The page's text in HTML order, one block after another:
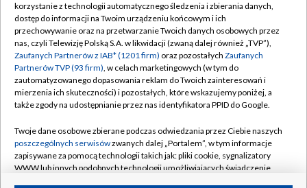
TVP
Abonament TVP
Emisja w TVP
Centrum informacji TVP
Naziemna Telewizja Cyfrowa
Rada Programowa
System NOS
Informacje o nadawcy
Regulamin TVP
Polityka prywatności
Moje zgody
Pomoc
Kontakt
korzystanie z technologii automatycznego śledzenia i zbierania danych,
dostęp do informacji na Twoim urządzeniu końcowym i ich
przechowywanie oraz na przetwarzanie Twoich danych osobowych przez
nas, czyli Telewizję Polską S.A. w likwidacji (zwaną dalej również „TVP”),
Zaufanych Partnerów z IAB* (1201 firm) oraz pozostałych Zaufanych
Partnerów TVP (93 firm), w celach marketingowych (w tym do
zautomatyzowanego dopasowania reklam do Twoich zainteresowań i
mierzenia ich skuteczności) i pozostałych, które wskazujemy poniżej, a
także zgody na udostępnianie przez nas identyfikatora PPID do Google.
Twoje dane osobowe zbierane podczas odwiedzania przez Ciebie naszych
poszczególnych serwisówzwanych dalej „Portalem”, w tym informacje
zapisywane za pomocą technologii takich jak: pliki cookie, sygnalizatory
WWW lub innych podobnych technologii umożliwiających świadczenie